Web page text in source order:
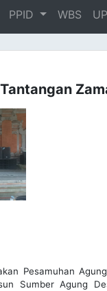
PPID WBS
Pesamuhan
Sumber Agung